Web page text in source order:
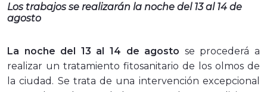
Los trabajos se realizarán la noche del 13 al 14 de
agosto
La noche del 13 al 14 de agosto se procederá a
realizar un tratamiento fitosanitario de los olmos de
la ciudad. Se trata de una intervención excepcional